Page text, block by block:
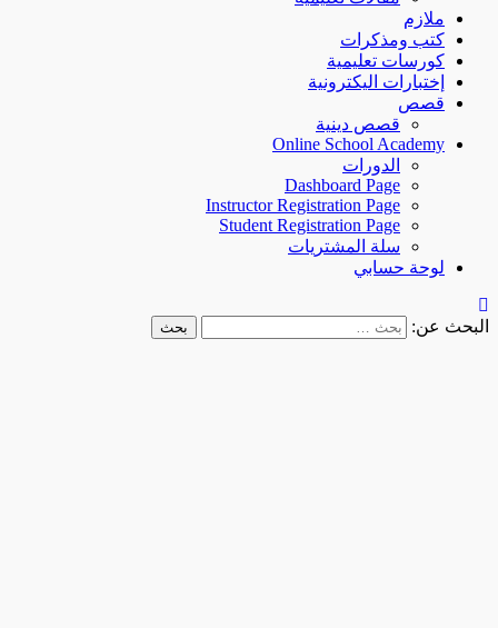
ملازم
كتب ومذكرات
كورسات تعليمية
إختبارات اليكترونية
قصص
قصص دينية
Online School Academy
الدورات
Dashboard Page
Instructor Registration Page
Student Registration Page
سلة المشتريات
لوحة حسابي
البحث عن: